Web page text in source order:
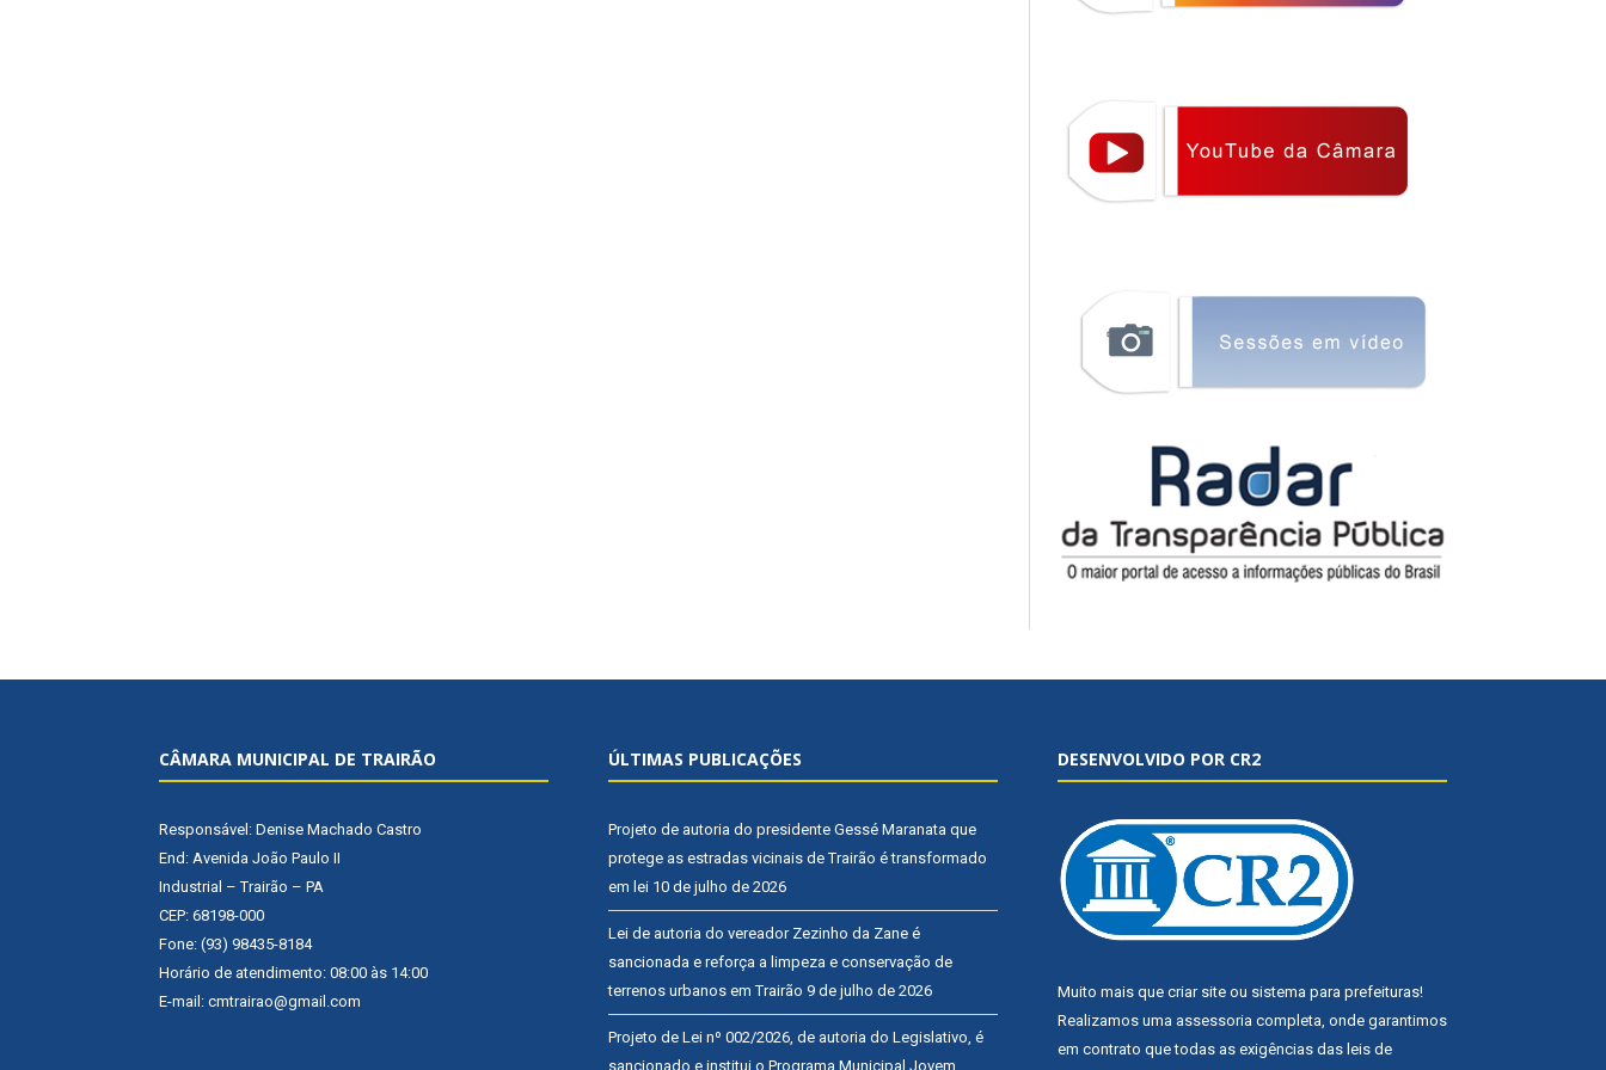
CÂMARA MUNICIPAL DE TRAIRÃO
Responsável: Denise Machado Castro
End: Avenida João Paulo II
Industrial – Trairão – PA
CEP: 68198-000
Fone: (93) 98435-8184
Horário de atendimento: 08:00 às 14:00
E-mail: cmtrairao@gmail.com
ÚLTIMAS PUBLICAÇÕES
Projeto de autoria do presidente Gessé Maranata que
protege as estradas vicinais de Trairão é transformado
em lei 10 de julho de 2026
Lei de autoria do vereador Zezinho da Zane é
sancionada e reforça a limpeza e conservação de
terrenos urbanos em Trairão 9 de julho de 2026
Projeto de Lei nº 002/2026, de autoria do Legislativo, é
sancionado e institui o Programa Municipal Jovem
DESENVOLVIDO POR CR2
Muito mais que criar site ou sistema para prefeituras!
Realizamos uma assessoria completa, onde garantimos
em contrato que todas as exigências das leis de